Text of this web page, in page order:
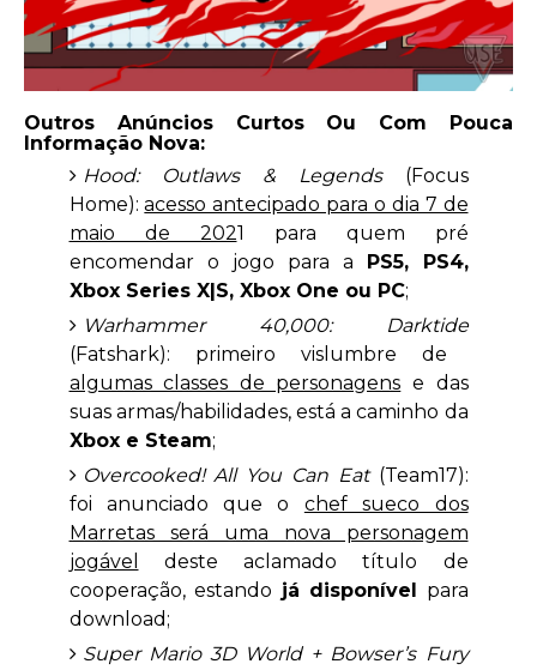
Outros Anúncios Curtos Ou Com Pouca
Informação Nova:
Hood: Outlaws & Legends(Focus
Home):acesso antecipado para o dia 7 de
maio de 2021 para quem pré
encomendar o jogo para a
PS5, PS4,
Xbox Series X|S, Xbox One ou PC;
Warhammer 40,000: Darktide
(Fatshark): primeiro vislumbre de
algumas classes de personagens e das
suas armas/habilidades, está a caminho da
Xbox e Steam;
Overcooked!All You Can Eat(Team17):
foi anunciado que o chef sueco dos
Marretas será uma nova personagem
jogável
deste aclamado título de
cooperação, estando já disponível
para
download;
Super Mario 3D World + Bowser’s Fury